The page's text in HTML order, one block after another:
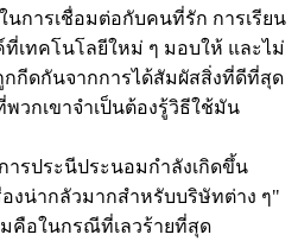
นการเชื่อมต่อกับคนที่รัก การเรียน
เทคโนโลยีใหม่ ๆ มอบให้ และไม่
กกีดกันจากการได้สัมผัสสิ่งที่ดีที่สุด
วกเขาจำเป็นต้องรู้วิธีใช้มัน
รประนีประนอมกำลังเกิดขึ้น
องน่ากลัวมากสำหรับบริษัทต่าง ๆ"
คือในกรณีที่เลวร้ายที่สุด